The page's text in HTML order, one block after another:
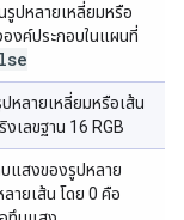
รูปหลายเหลี่ยมหรือ
องค์ประกอบในแผนที่
หลายเหลี่ยมหรือเส้น
เลขฐาน 16 RGB
แสงของรูปหลาย
ายเส้น โดย 0 คือ